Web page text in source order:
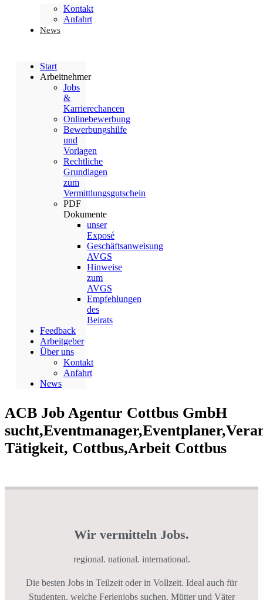
Kontakt
Anfahrt
News
Start
Arbeitnehmer
Jobs
&
Karrierechancen
Onlinebewerbung
Bewerbungshilfe
und
Vorlagen
Rechtliche
Grundlagen
zum
Vermittlungsgutschein
PDF
Dokumente
unser
Exposé
Geschäftsanweisung
AVGS
Hinweise
zum
AVGS
Empfehlungen
des
Beirats
Feedback
Arbeitgeber
Über uns
Kontakt
Anfahrt
News
ACB Job Agentur Cottbus GmbH
Tätigkeit, Cottbus,Arbeit Cottbus
Wir vermitteln Jobs.
regional. national. international.
Die besten Jobs in Teilzeit oder in Vollzeit. Ideal auch für
Studenten, welche Ferienjobs suchen. Mütter und Väter